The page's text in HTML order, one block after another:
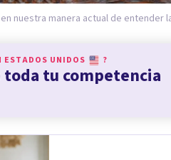
nuestra manera actual de entender
ESTADOS UNIDOS ?
tu competencia